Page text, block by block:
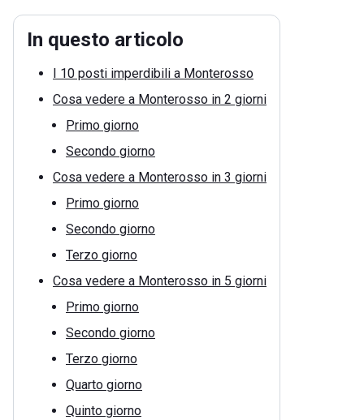
In questo articolo
I 10 posti imperdibili a Monterosso
Cosa vedere a Monterosso in 2 giorni
Primo giorno
Secondo giorno
Cosa vedere a Monterosso in 3 giorni
Primo giorno
Secondo giorno
Terzo giorno
Cosa vedere a Monterosso in 5 giorni
Primo giorno
Secondo giorno
Terzo giorno
Quarto giorno
Quinto giorno